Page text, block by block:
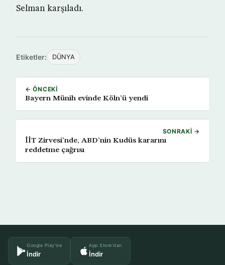
Selman karşıladı.
Etiketler: DÜNYA
← ÖNCEKI
Bayern Münih evinde Köln’ü yendi
SONRAKI →
İİT Zirvesi’nde, ABD’nin Kudüs kararını
reddetme çağrısı
Google Play'de
İndir
App Store'dan
İndir